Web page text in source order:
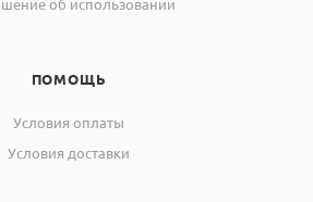
об использовании
ПОМОЩЬ
Условия оплаты
Условия доставки